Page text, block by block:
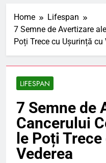
Home
Lifespan
7 Semne de Avertizare
Poți Trece cu Ușurință cu
LIFESPAN
7 Semne de
Cancerului
le Poți
Vederea